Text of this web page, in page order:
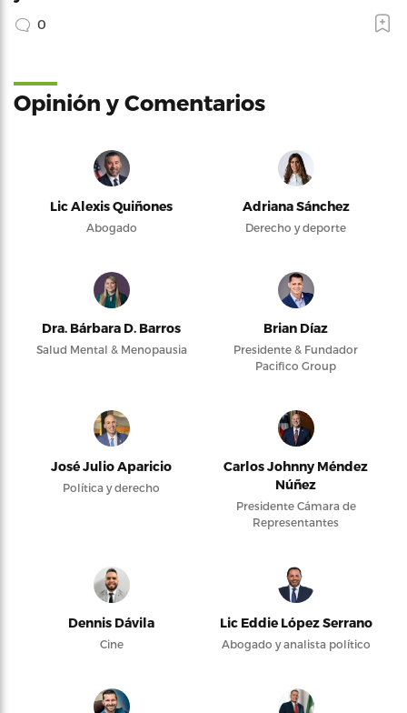
0
Opinión y Comentarios
Lic Alexis Quiñones
Abogado
Adriana Sánchez
Derecho y deporte
Dra. Bárbara D. Barros
Salud Mental & Menopausia
Brian Díaz
Presidente & Fundador
Pacifico Group
José Julio Aparicio
Política y derecho
Carlos Johnny Méndez
Núñez
Presidente Cámara de
Representantes
Dennis Dávila
Cine
Lic Eddie López Serrano
Abogado y analista político